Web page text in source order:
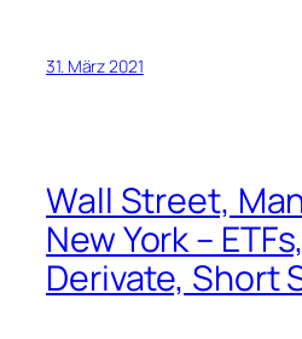
31. März 2021
Wall Street,
New York –
Derivate, Short